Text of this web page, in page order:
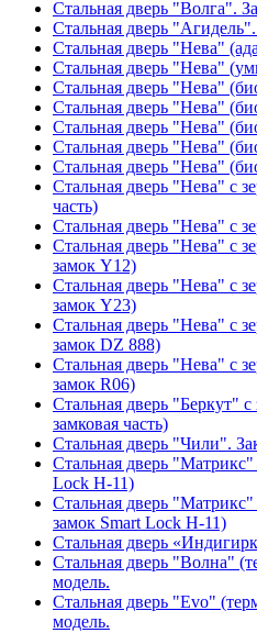
Стальная дверь "Волга".
Стальная дверь "Агидель".
Стальная дверь "Нева"
Стальная дверь "Нева"
Стальная дверь "Нева"
Стальная дверь "Нева"
Стальная дверь "Нева"
Стальная дверь "Нева"
Стальная дверь "Нева"
Стальная дверь "Нева" с
часть)
Стальная дверь "Нева" с
Стальная дверь "Нева" с
замок Y12)
Стальная дверь "Нева" с
замок Y23)
Стальная дверь "Нева" с
замок DZ 888)
Стальная дверь "Нева" с
замок R06)
Стальная дверь "Беркут" с
замковая часть)
Стальная дверь "Чили".
Стальная дверь
Lock H-11)
Стальная дверь
замок Smart Lock H-11)
Стальная дверь
Стальная дверь "Волна"
модель.
Стальная дверь "Evo"
модель.